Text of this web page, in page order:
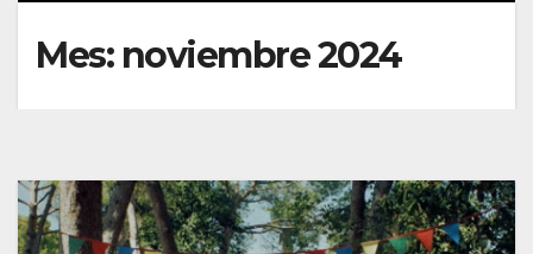
Mes: noviembre 2024